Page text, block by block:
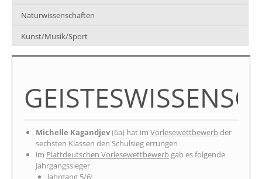
Naturwissenschaften
Kunst/Musik/Sport
Michelle Kagandjev(6a) hat im Vorlesewettbewerbder
sechsten Klassen den Schulsieg errungen
im Plattdeutschen Vorlesewettbewerbgab es folgende
Jahrgangssieger